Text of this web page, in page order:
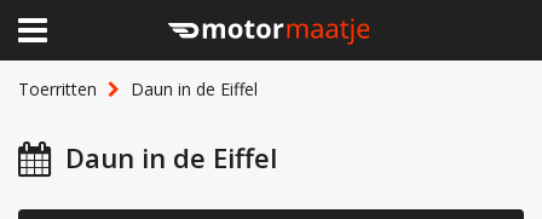
Toerritten Daun in de Eiffel
Daun in de Eiffel
×
Home
Clubhuis